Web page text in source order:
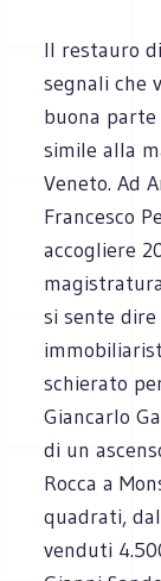
Il restauro
segnali che
buona
simile alla
Veneto. Ad
Francesco
accogliere
si sente
schierato
Giancarlo
di un
Rocca a
quadrati,
venduti